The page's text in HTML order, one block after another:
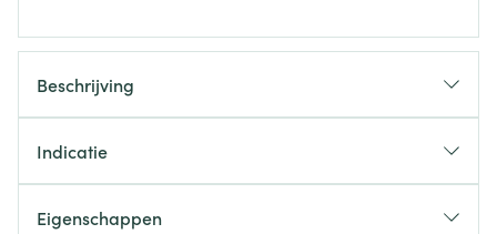
Beschrijving
Indicatie
Eigenschappen